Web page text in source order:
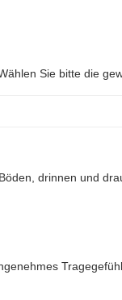
Sie bitte die
drinnen und